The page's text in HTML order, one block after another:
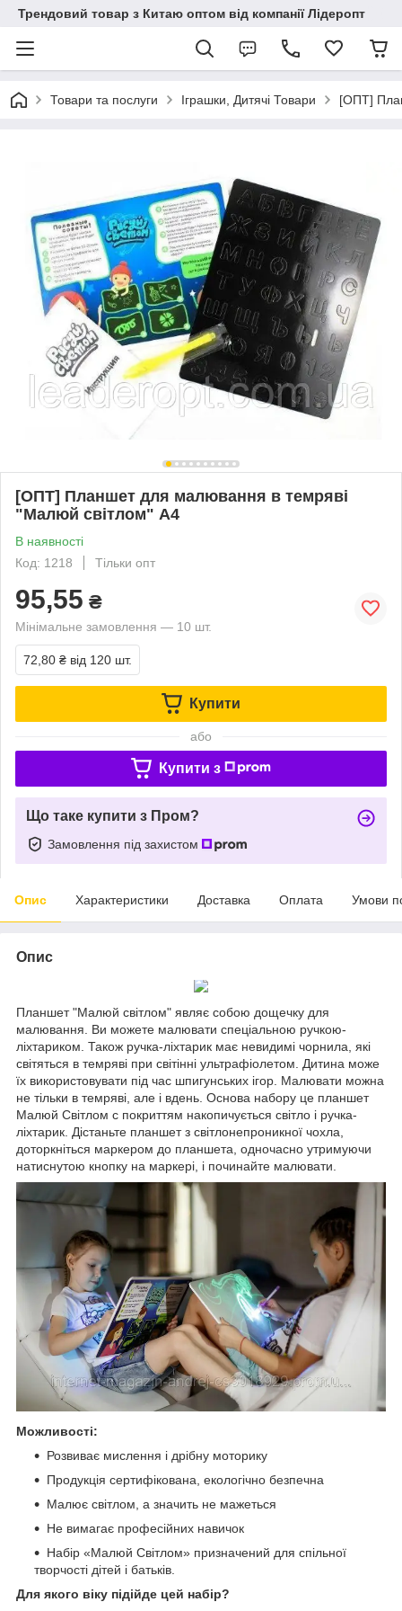
Трендовий товар з Китаю оптом від компанії Лідеропт
Товари та послуги Іграшки, Дитячі Товари [ОПТ]
[ОПТ] Планшет для малювання в темряві
"Малюй світлом" А4
В наявності
Код: 1218
Тільки опт
95,55 ₴
Мінімальне замовлення — 10 шт.
72,80 ₴ від 120 шт.
Купити
або
Купити з
Що таке купити з Пром?
Замовлення під захистом
Опис Характеристики Доставка Оплата Умови
Опис
Планшет "Малюй світлом" являє собою дощечку для
малювання. Ви можете малювати спеціальною ручкою-
ліхтариком. Також ручка-ліхтарик має невидимі чорнила, які
світяться в темряві при світінні ультрафіолетом. Дитина може
їх використовувати під час шпигунських ігор. Малювати можна
не тільки в темряві, але і вдень. Основа набору це планшет
Малюй Світлом c покриттям накопичується світло і ручка-
ліхтарик. Дістаньте планшет з світлонепроникної чохла,
доторкніться маркером до планшета, одночасно утримуючи
натиснутою кнопку на маркері, і починайте малювати.
Можливості:
Розвиває мислення і дрібну моторику
Продукція сертифікована, екологічно безпечна
Малює світлом, а значить не мажеться
Не вимагає професійних навичок
Набір «Малюй Світлом» призначений для спільної
творчості дітей і батьків.
Для якого віку підійде цей набір?